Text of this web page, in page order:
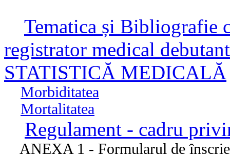
Tematica și Bibliografie
registrator medical
STATISTICĂ MEDICALĂ
Morbiditatea
Mortalitatea
Regulament - cadru
ANEXA 1 - Formularul de